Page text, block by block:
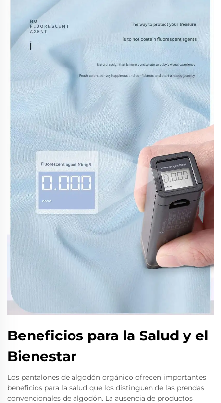
Beneficios para la Salud y el
Bienestar
Los pantalones de algodón orgánico ofrecen importantes
beneficios para la salud que los distinguen de las prendas
convencionales de algodón. La ausencia de productos